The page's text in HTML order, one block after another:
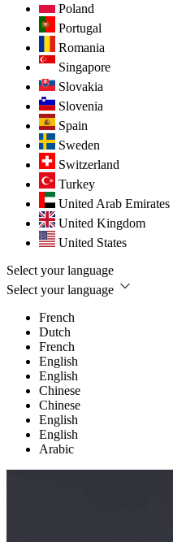
Poland
Portugal
Romania
Singapore
Slovakia
Slovenia
Spain
Sweden
Switzerland
Turkey
United Arab Emirates
United Kingdom
United States
Select your language
Select your language
French
Dutch
French
English
English
Chinese
Chinese
English
English
Arabic